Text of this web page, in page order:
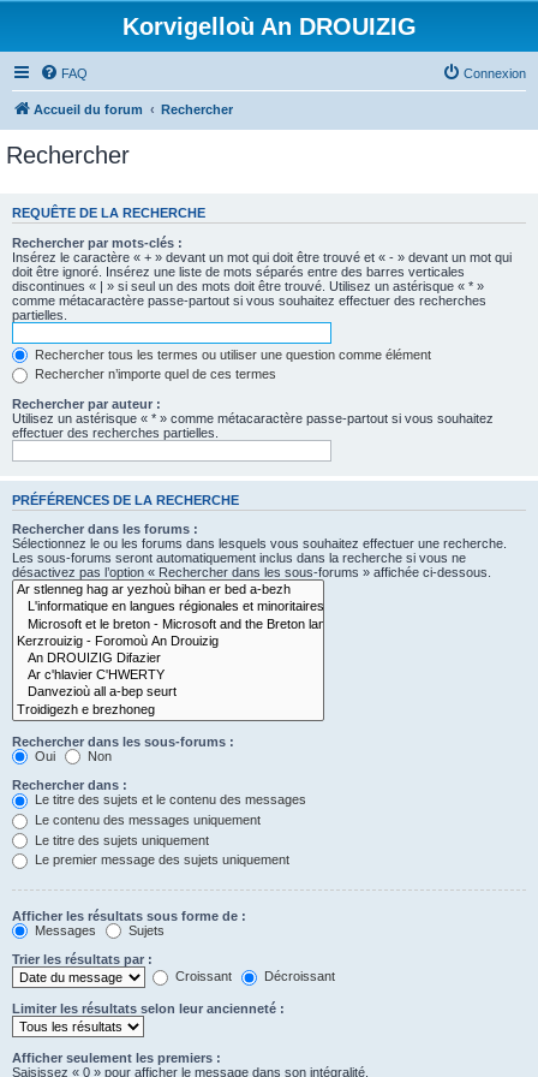
Korvigelloù An DROUIZIG
FAQ Connexion
Accueil du forum Rechercher
Rechercher
REQUÊTE DE LA RECHERCHE
Rechercher par mots-clés :
Insérez le caractère « + » devant un mot qui doit être trouvé et « - » devant un mot qui
doit être ignoré. Insérez une liste de mots séparés entre des barres verticales
discontinues « | » si seul un des mots doit être trouvé. Utilisez un astérisque « * »
comme métacaractère passe-partout si vous souhaitez effectuer des recherches
partielles.
Rechercher tous les termes ou utiliser une question comme élément
Rechercher n’importe quel de ces termes
Rechercher par auteur :
Utilisez un astérisque « * » comme métacaractère passe-partout si vous souhaitez
effectuer des recherches partielles.
PRÉFÉRENCES DE LA RECHERCHE
Rechercher dans les forums :
Sélectionnez le ou les forums dans lesquels vous souhaitez effectuer une recherche.
Les sous-forums seront automatiquement inclus dans la recherche si vous ne
désactivez pas l’option « Rechercher dans les sous-forums » affichée ci-dessous.
Rechercher dans les sous-forums :
Oui
Non
Rechercher dans :
Le titre des sujets et le contenu des messages
Le contenu des messages uniquement
Le titre des sujets uniquement
Le premier message des sujets uniquement
Afficher les résultats sous forme de :
Messages
Sujets
Trier les résultats par :
Croissant
Décroissant
Limiter les résultats selon leur ancienneté :
Afficher seulement les premiers :
Saisissez « 0 » pour afficher le message dans son intégralité.